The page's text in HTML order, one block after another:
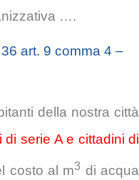
….
art. 9 comma 4 –
della nostra città
di serie A e cittadini di
costo al m3 di acqua